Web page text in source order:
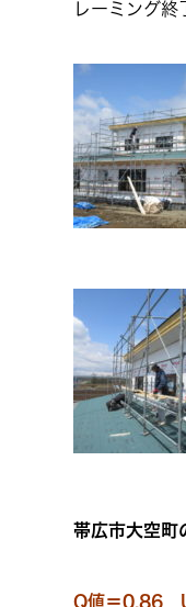
レーミング終
帯広市大空町
Q値＝0.86